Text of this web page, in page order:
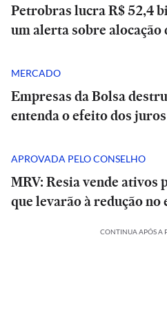
Petrobras lucra R$ 52,4
um alerta sobre alocação
MERCADO
Empresas da Bolsa
entenda o efeito dos
APROVADA PELO CONSELHO
MRV: Resia vende ativos
que levarão à redução
CONTINUA APÓS A